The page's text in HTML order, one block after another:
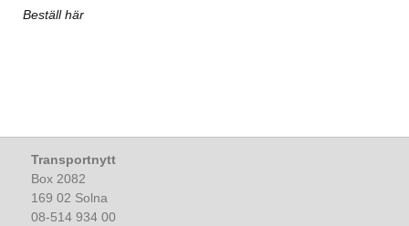
Beställ här
Transportnytt
Box 2082
169 02 Solna
08-514 934 00